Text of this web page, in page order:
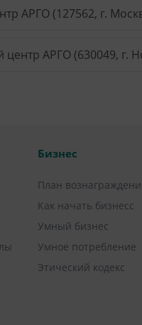
АРГО (127562, г.
центр АРГО (630049, г.
Бизнес
План
Как начать бизнесс
Умный бизнес
Умное потребление
Этический кодекс